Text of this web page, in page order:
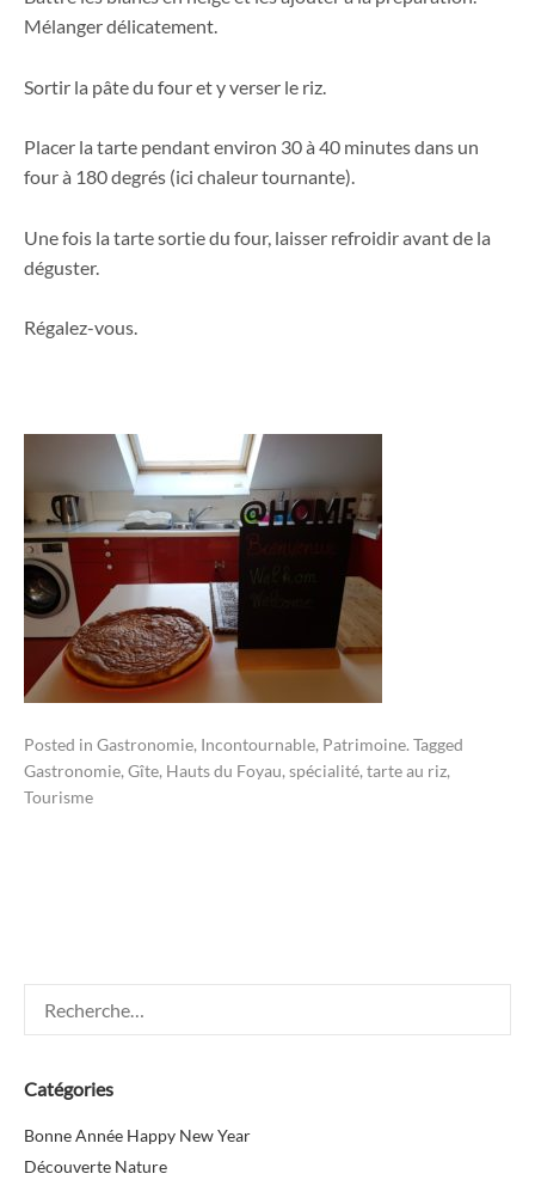
Mélanger délicatement.
Sortir la pâte du four et y verser le riz.
Placer la tarte pendant environ 30 à 40 minutes dans un
four à 180 degrés (ici chaleur tournante).
Une fois la tarte sortie du four, laisser refroidir avant de la
déguster.
Régalez-vous.
Posted in Gastronomie, Incontournable, Patrimoine. Tagged
Gastronomie, Gîte, Hauts du Foyau, spécialité, tarte au riz,
Tourisme
Catégories
Bonne Année Happy New Year
Découverte Nature